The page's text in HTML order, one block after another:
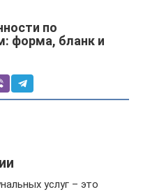
по
форма, бланк и
услуг – это